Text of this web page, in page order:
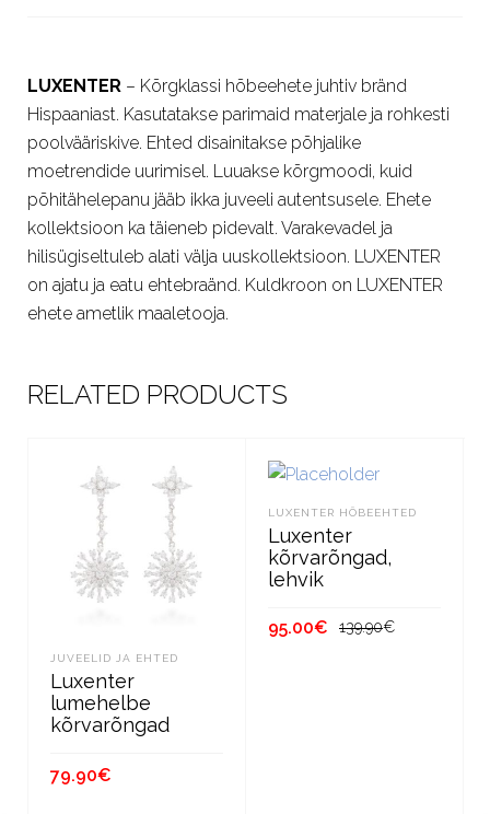
LUXENTER – Kõrgklassi hõbeehete juhtiv bränd
Hispaaniast. Kasutatakse parimaid materjale ja rohkesti
poolvääriskive. Ehted disainitakse põhjalike
moetrendide uurimisel. Luuakse kõrgmoodi, kuid
põhitähelepanu jääb ikka juveeli autentsusele. Ehete
kollektsioon ka täieneb pidevalt. Varakevadel ja
hilisügiseltuleb alati välja uuskollektsioon. LUXENTER
on ajatu ja eatu ehtebraänd. Kuldkroon on LUXENTER
ehete ametlik maaletooja.
RELATED PRODUCTS
JUVEELID JA EHTED
Luxenter
lumehelbe
kõrvarõngad
79.90€
LUXENTER HÕBEEHTED
Luxenter
kõrvarõngad,
lehvik
139.90€Algne
95.00€
Current